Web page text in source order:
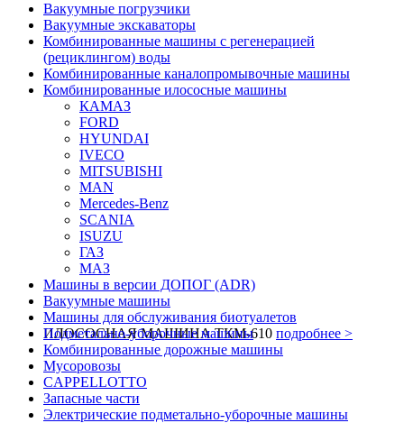
ИЛОСОСНАЯ МАШИНА ТКМ-610 подробнее >
Вакуумные погрузчики
Вакуумные экскаваторы
Комбинированные машины с регенерацией
(рециклингом) воды
Комбинированные каналопромывочные машины
Комбинированные илососные машины
КАМАЗ
FORD
HYUNDAI
IVECO
MITSUBISHI
MAN
Mercedes-Benz
SCANIA
ISUZU
ГАЗ
МАЗ
Машины в версии ДОПОГ (ADR)
Вакуумные машины
Машины для обслуживания биотуалетов
Подметально-уборочные машины
Комбинированные дорожные машины
Мусоровозы
CAPPELLOTTO
Запасные части
Электрические подметально-уборочные машины